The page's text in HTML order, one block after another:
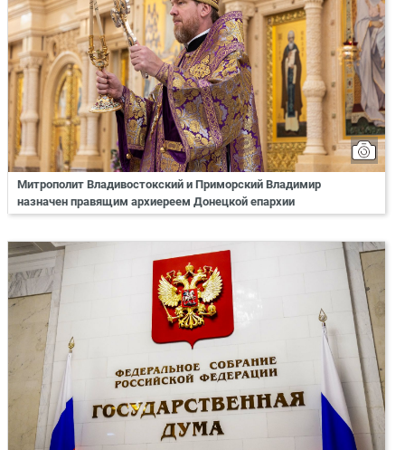
Митрополит Владивостокский и Приморский Владимир
назначен правящим архиереем Донецкой епархии